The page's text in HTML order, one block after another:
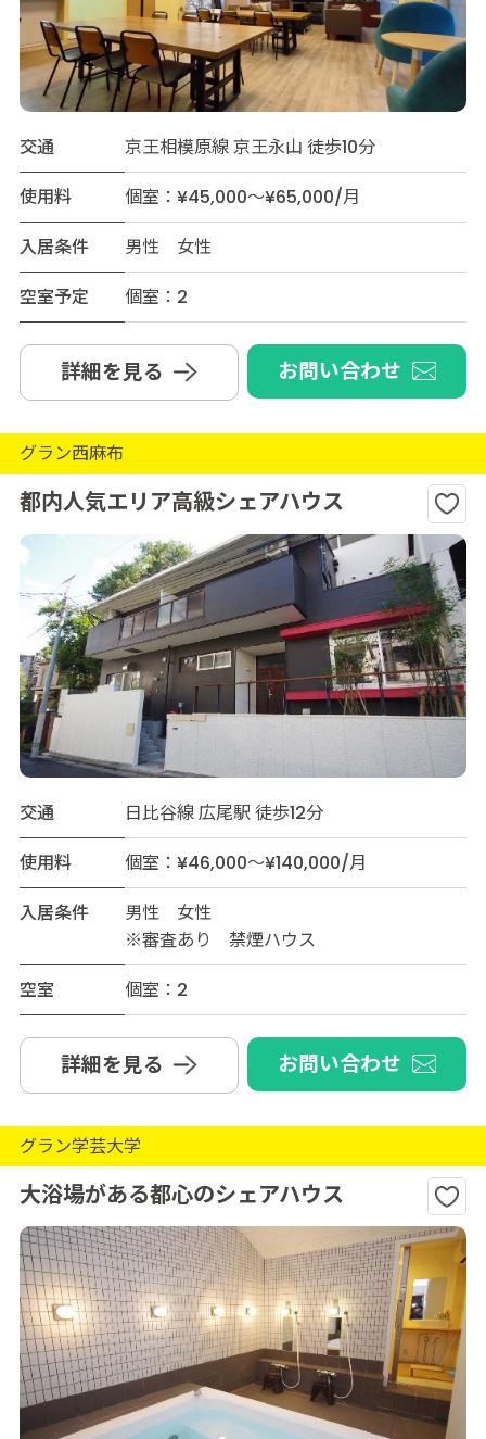
交通
京王相模原線 京王永山 徒歩10分
使用料
個室：¥45,000～¥65,000/月
入居条件
男性 女性
空室予定
個室：2
詳細を見る お問い合わせ
グラン西麻布
都内人気エリア高級シェアハウス
交通
日比谷線 広尾駅 徒歩12分
使用料
個室：¥46,000～¥140,000/月
入居条件
男性 女性
※審査あり 禁煙ハウス
空室
個室：2
詳細を見る お問い合わせ
グラン学芸大学
大浴場がある都心のシェアハウス